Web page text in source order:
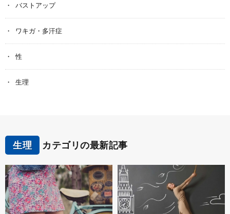
バストアップ
ワキガ・多汗症
性
生理
生理 カテゴリの最新記事